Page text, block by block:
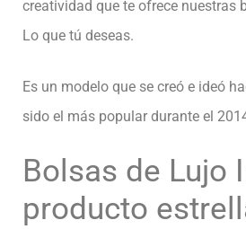
creatividad que te ofrece nuestras
Lo que tú deseas.
Es un modelo que se creó e ideó
sido el más popular durante el
Bolsas de Lujo
producto